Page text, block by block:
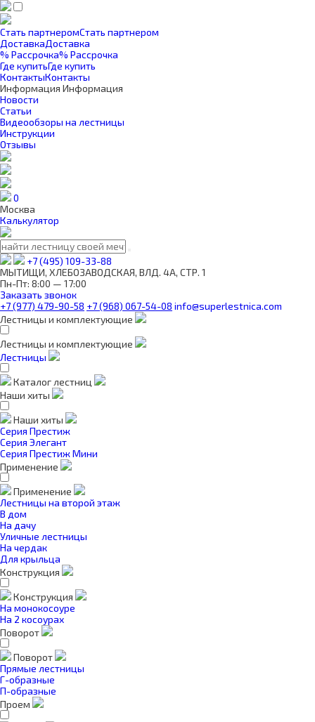
Стать партнеромСтать партнером
ДоставкаДоставка
% Рассрочка% Рассрочка
Где купитьГде купить
КонтактыКонтакты
Информация Информация
Новости
Статьи
Видеообзоры на лестницы
Инструкции
Отзывы
0
Москва
Калькулятор
+7 (495) 109-33-88
МЫТИЩИ, ХЛЕБОЗАВОДСКАЯ, ВЛД. 4А, СТР. 1
Пн-Пт: 8:00 — 17:00
Заказать звонок
+7 (977) 479-90-58 +7 (968) 067-54-08 info@superlestnica.com
Лестницы и комплектующие
Лестницы и комплектующие
Лестницы
Каталог лестниц
Наши хиты
Наши хиты
Серия Престиж
Серия Элегант
Серия Престиж Мини
Применение
Применение
Лестницы на второй этаж
В дом
На дачу
Уличные лестницы
На чердак
Для крыльца
Конструкция
Конструкция
На монокосоуре
На 2 косоурах
Поворот
Поворот
Прямые лестницы
Г-образные
П-образные
Проем